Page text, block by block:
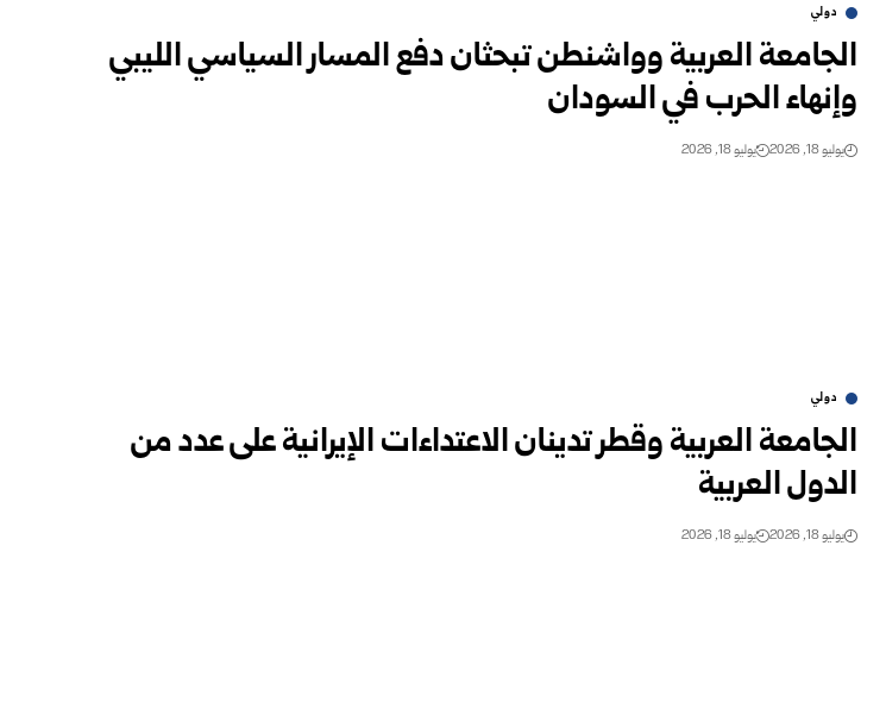
دولي
الجامعة العربية وواشنطن تبحثان دفع المسار السياسي الليبي
وإنهاء الحرب في السودان
يوليو 18, 2026 يوليو 18, 2026
دولي
الجامعة العربية وقطر تدينان الاعتداءات الإيرانية على عدد من
الدول العربية
يوليو 18, 2026 يوليو 18, 2026